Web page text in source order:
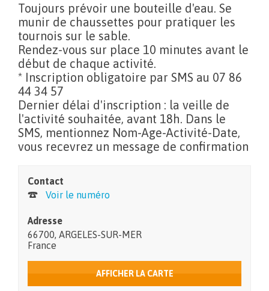
Toujours prévoir une bouteille d'eau. Se
munir de chaussettes pour pratiquer les
tournois sur le sable.
Rendez-vous sur place 10 minutes avant le
début de chaque activité.
* Inscription obligatoire par SMS au 07 86
44 34 57
Dernier délai d'inscription : la veille de
l'activité souhaitée, avant 18h. Dans le
SMS, mentionnez Nom-Age-Activité-Date,
vous recevrez un message de confirmation
Contact
Voir le numéro
Adresse
66700 ARGELES-SUR-MER
France
AFFICHER LA CARTE